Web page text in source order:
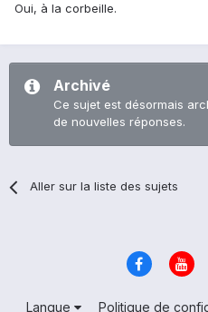
Oui, à la corbeille.
Archivé
Ce sujet est désormais
de nouvelles réponses.
Aller sur la liste des sujets
Langue Politique de